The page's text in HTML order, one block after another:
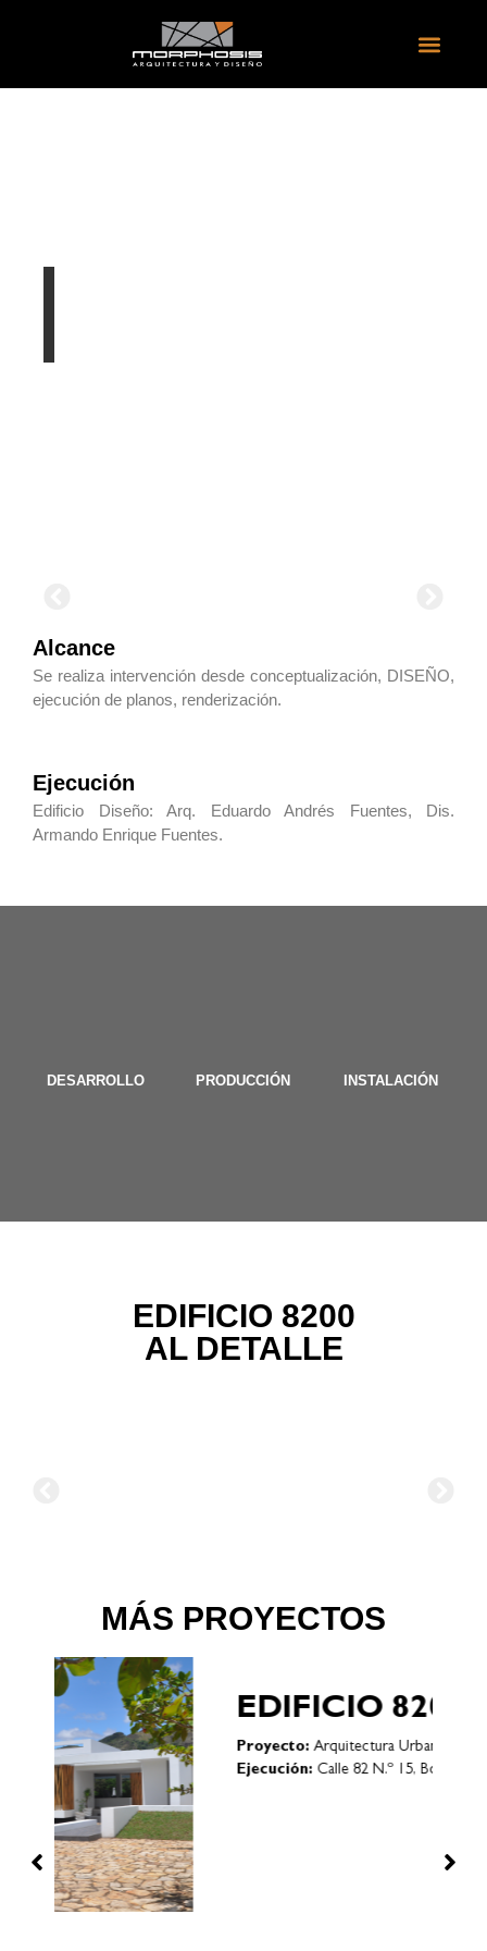
Alcance
Se realiza intervención desde conceptualización, DISEÑO,
ejecución de planos, renderización.
Ejecución
Edificio Diseño: Arq. Eduardo Andrés Fuentes, Dis.
Armando Enrique Fuentes.
DESARROLLO PRODUCCIÓN INSTALACIÓN
EDIFICIO 8200
AL DETALLE
MÁS PROYECTOS
EDIFICIO 8200
Proyecto:Arquitectura Urbana
Ejecución:
Calle 82 N.º 15, Bogotá (COLOMBIA)